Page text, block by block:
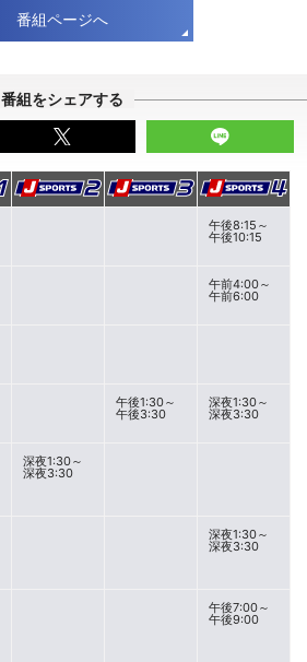
番組ページへ
番組をシェアする
午後8:15～
午後10:15
午前4:00～
午前6:00
午後1:30～
午後3:30
深夜1:30～
深夜3:30
深夜1:30～
深夜3:30
深夜1:30～
深夜3:30
午後7:00～
午後9:00